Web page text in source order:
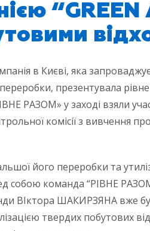
в Києві, яка
презентувала
РАЗОМ» у заході взяли
комісії з вивчення
його переробки та
собою команда “РІВНЕ
ВІктора ШАКИРЗЯНА вже
твердих побутових